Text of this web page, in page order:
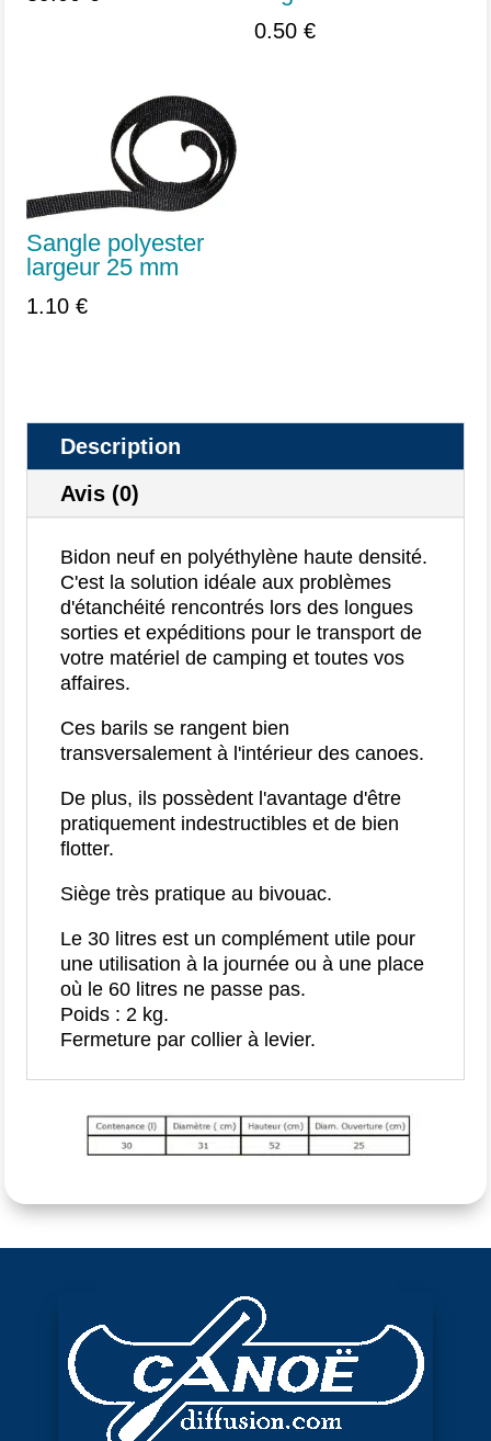
0.50 €
Sangle polyester
largeur 25 mm
1.10€
Description
Avis (0)
Bidon neuf en polyéthylène haute densité.
C'est la solution idéale aux problèmes
d'étanchéité rencontrés lors des longues
sorties et expéditions pour le transport de
votre matériel de camping et toutes vos
affaires.
Ces barils se rangent bien
transversalement à l'intérieur des canoes.
De plus, ils possèdent l'avantage d'être
pratiquement indestructibles et de bien
flotter.
Siège très pratique au bivouac.
Le 30 litres est un complément utile pour
une utilisation à la journée ou à une place
où le 60 litres ne passe pas.
Poids : 2 kg.
Fermeture par collier à levier.